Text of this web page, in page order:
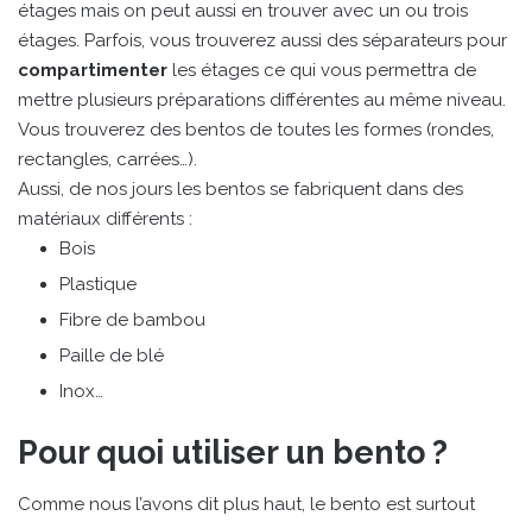
étages mais on peut aussi en trouver avec un ou trois
étages. Parfois, vous trouverez aussi des séparateurs pour
compartimenter les étages ce qui vous permettra de
mettre plusieurs préparations différentes au même niveau.
Vous trouverez des bentos de toutes les formes (rondes,
rectangles, carrées…).
Aussi, de nos jours les bentos se fabriquent dans des
matériaux différents :
Bois
Plastique
Fibre de bambou
Paille de blé
Inox…
Pour quoi utiliser un bento ?
Comme nous l’avons dit plus haut, le bento est surtout